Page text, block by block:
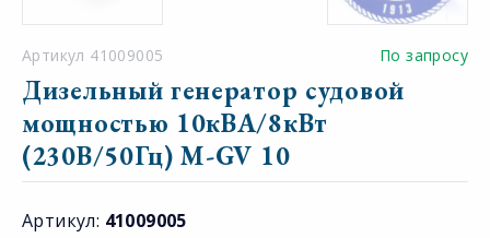
Артикул 41009005 По запросу
Дизельный генератор судовой
мощностью 10кВА/8кВт
(230В/50Гц) M-GV 10
Артикул: 41009005